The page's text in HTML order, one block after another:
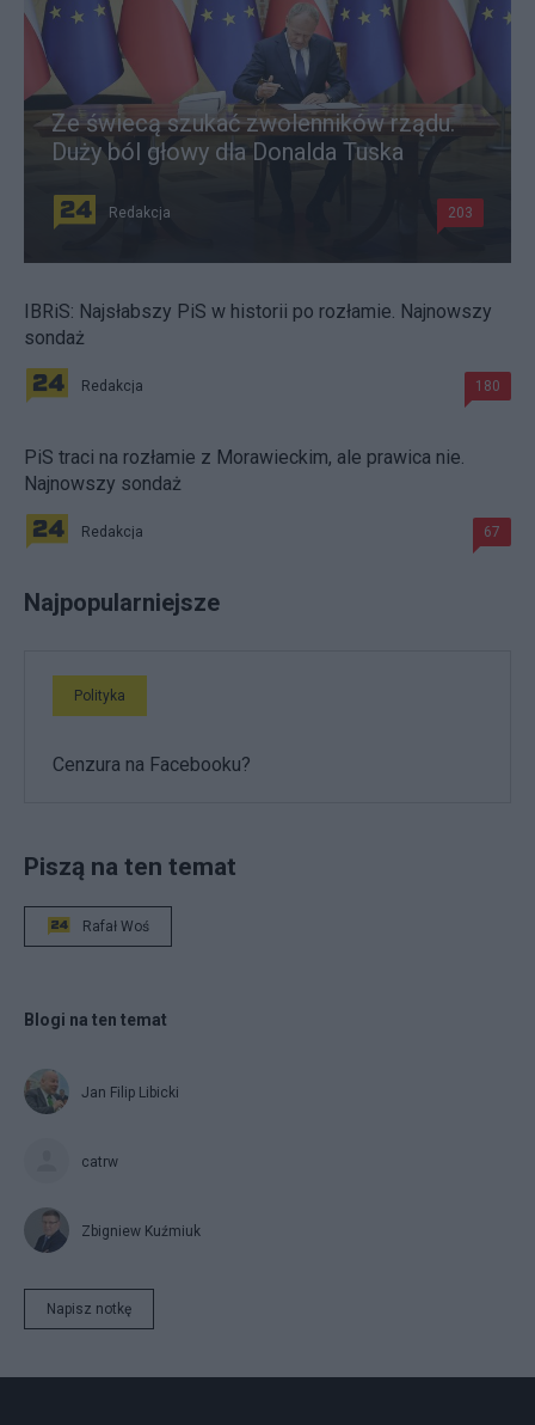
Ze świecą szukać zwolenników rządu.
Duży ból głowy dla Donalda Tuska
Redakcja 203
IBRiS: Najsłabszy PiS w historii po rozłamie. Najnowszy
sondaż
Redakcja 180
PiS traci na rozłamie z Morawieckim, ale prawica nie.
Najnowszy sondaż
Redakcja 67
Najpopularniejsze
Polityka
Cenzura na Facebooku?
Piszą na ten temat
Rafał Woś
Blogi na ten temat
Jan Filip Libicki
catrw
Zbigniew Kuźmiuk
Napisz notkę